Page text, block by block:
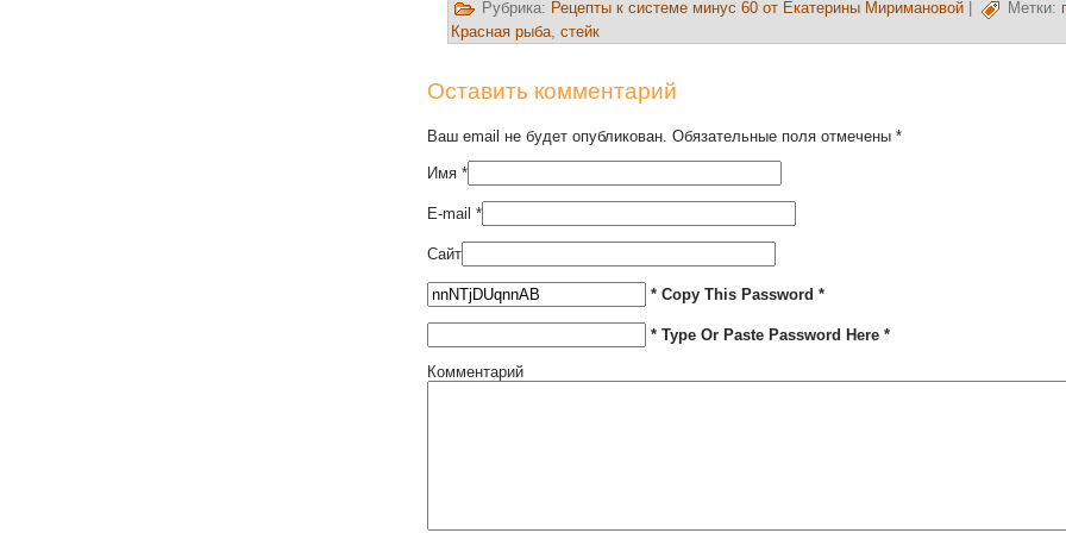
Рубрика: Рецепты к системе минус 60 от Екатерины Миримановой Метки:
Красная рыба, стейк
Оставить комментарий
Ваш email не будет опубликован. Обязательные поля отмечены *
Имя *
E-mail *
Сайт
* Copy This Password *
* Type Or Paste Password Here *
Комментарий